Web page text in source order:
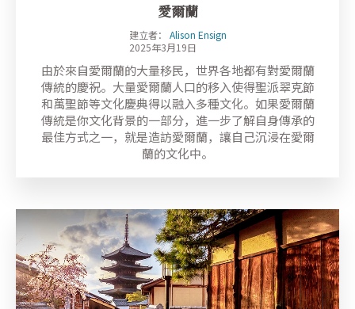
愛爾蘭
建立者： Alison Ensign
2025年3月19日
由於來自愛爾蘭的大量移民，世界各地都有對愛爾蘭
傳統的慶祝。大量愛爾蘭人口的移入使得聖派翠克節
和萬聖節等文化慶典得以融入多種文化。如果愛爾蘭
傳統是你文化背景的一部分，進一步了解自身傳承的
最佳方式之一，就是造訪愛爾蘭，讓自己沉浸在愛爾
蘭的文化中。